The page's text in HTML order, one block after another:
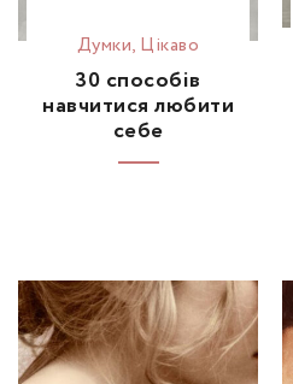
Думки, Цікаво
30 способів
навчитися любити
себе